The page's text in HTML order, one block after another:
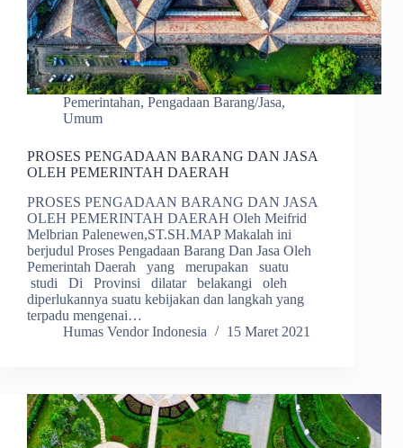
Pemerintahan, Pengadaan Barang/Jasa,
Umum
PROSES PENGADAAN BARANG DAN JASA
OLEH PEMERINTAH DAERAH
PROSES PENGADAAN BARANG DAN JASA
OLEH PEMERINTAH DAERAH Oleh Meifrid
Melbrian Palenewen,ST.SH.MAP Makalah ini
berjudul Proses Pengadaan Barang Dan Jasa Oleh
Pemerintah Daerah yang merupakan suatu
studi Di Provinsi dilatar belakangi oleh
diperlukannya suatu kebijakan dan langkah yang
terpadu mengenai…
Humas Vendor Indonesia
15 Maret 2021